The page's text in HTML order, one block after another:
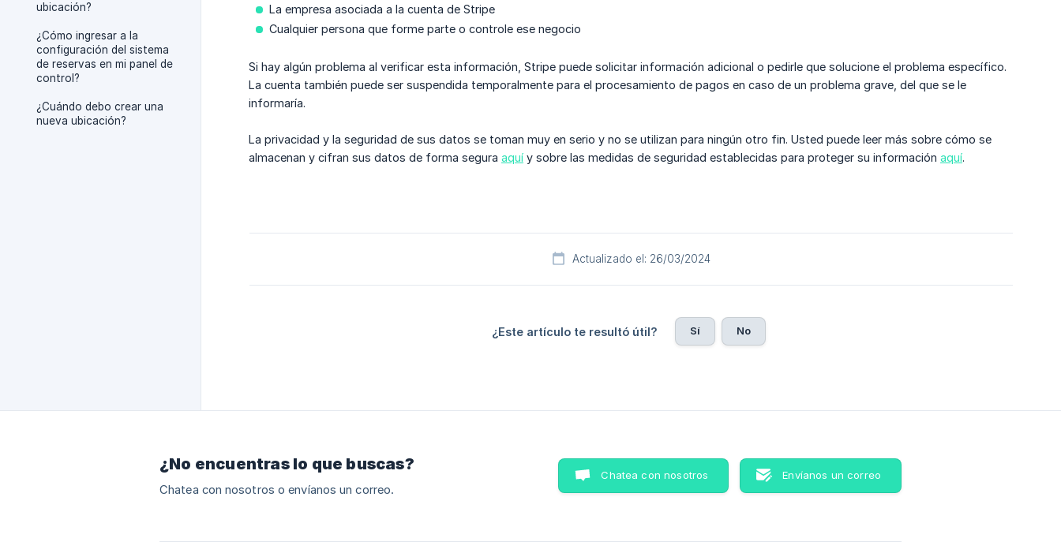
ubicación?
¿Cómo ingresar a la
configuración del sistema
de reservas en mi panel de
control?
¿Cuándo debo crear una
nueva ubicación?
La empresa asociada a la cuenta de Stripe
Cualquier persona que forme parte o controle ese negocio
Si hay algún problema al verificar esta información, Stripe puede solicitar información adicional o pedirle que solucione el problema específico.
La cuenta también puede ser suspendida temporalmente para el procesamiento de pagos en caso de un problema grave, del que se le
informaría.
La privacidad y la seguridad de sus datos se toman muy en serio y no se utilizan para ningún otro fin. Usted puede leer más sobre cómo se
almacenan y cifran sus datos de forma segura aquí y sobre las medidas de seguridad establecidas para proteger su información aquí.
Actualizado el: 26/03/2024
¿Este artículo te resultó útil? Sí No
¿No encuentras lo que buscas?
Chatea con nosotros o envíanos un correo.
Chatea con nosotros Envíanos un correo